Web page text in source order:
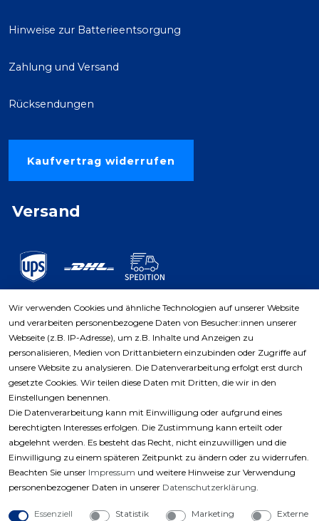
Hinweise zur Batterieentsorgung
Zahlung und Versand
Rücksendungen
Kaufvertrag widerrufen
Versand
Zahlungsarten
Wir verwenden Cookies und ähnliche Technologien auf unserer Website
und verarbeiten personenbezogene Daten von Besucher:innen unserer
Webseite (z.B. IP-Adresse), um z.B. Inhalte und Anzeigen zu
personalisieren, Medien von Drittanbietern einzubinden oder Zugriffe auf
unsere Website zu analysieren. Die Datenverarbeitung erfolgt erst durch
gesetzte Cookies. Wir teilen diese Daten mit Dritten, die wir in den
Einstellungen benennen.
Die Datenverarbeitung kann mit Einwilligung oder aufgrund eines
berechtigten Interesses erfolgen. Die Zustimmung kann erteilt oder
abgelehnt werden. Es besteht das Recht, nicht einzuwilligen und die
Einwilligung zu einem späteren Zeitpunkt zu ändern oder zu widerrufen.
Beachten Sie unser Impressum und weitere Hinweise zur Verwendung
personenbezogener Daten in unserer Daten­schutz­erklärung.
Essenziell Statistik Marketing Externe